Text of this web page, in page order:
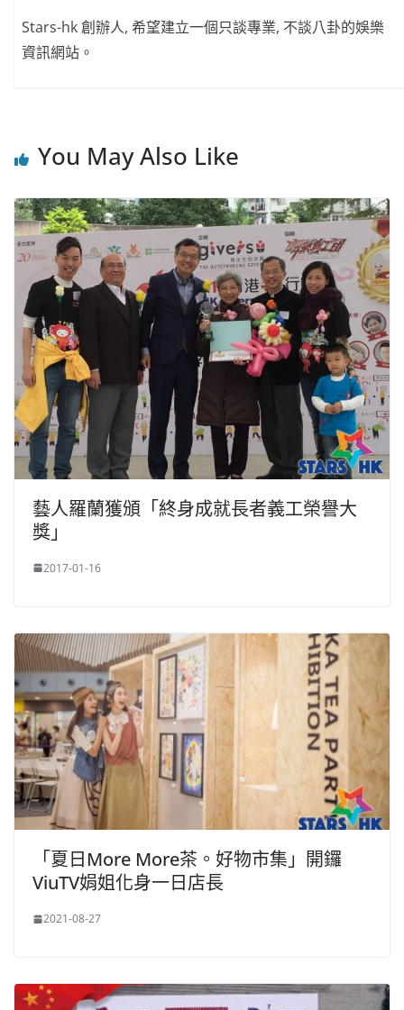
Stars-hk 創辦人, 希望建立一個只談專業, 不談八卦的娛樂
資訊網站。
You May Also Like
​藝人羅蘭獲頒「終身成就長者義工榮譽大
獎」
2017-01-16
「夏日More More茶。好物市集」開鑼
ViuTV娟姐化身一日店長
2021-08-27